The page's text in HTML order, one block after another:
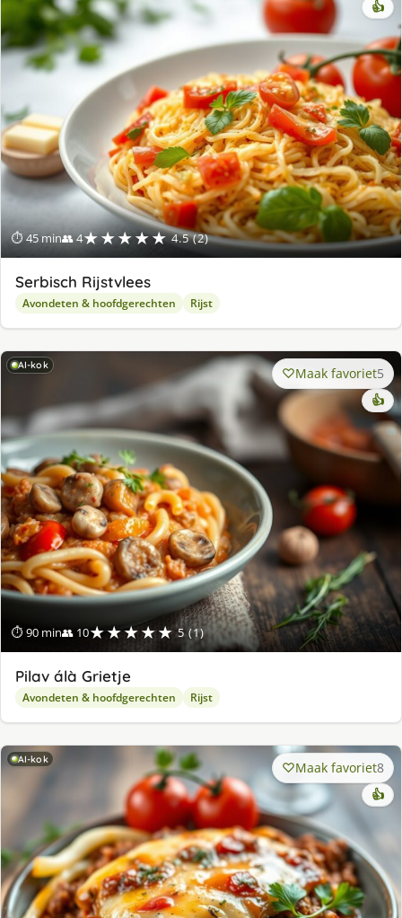
⏱ 45 min👥 4★★★★★ 4.5 (2)
👍
Serbisch Rijstvlees
Avondeten & hoofdgerechten Rijst
AI-kok
⏱ 90 min👥 10★★★★★ 5 (1)
Maak favoriet5
👍
Pilav álà Grietje
Avondeten & hoofdgerechten Rijst
AI-kok Maak favoriet8
👍